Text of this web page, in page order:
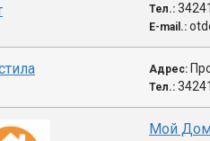
Тел.:
E-mail.:
Адрес:
Тел.:
Мой